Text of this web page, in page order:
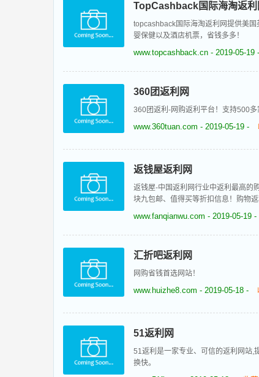
TopCashback国际海淘返利
topcashback国际海淘返利网提供美
婴保健以及酒店机票，省钱多多！
www.topcashback.cn - 2019-05-19 -
360团返利网
360团返利-网购返利平台！支持500
www.360tuan.com - 2019-05-19 -
返钱屋返利网
返钱屋-中国返利网行业中返利最高的
块九包邮、值得买等折扣信息！购物返
www.fanqianwu.com - 2019-05-19 -
汇折吧返利网
网购省钱首选网站！
www.huizhe8.com - 2019-05-18 -
51返利网
51返利是一家专业、可信的返利网站,
换快。